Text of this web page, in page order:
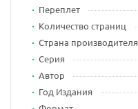
Переплет
Количество страниц
Страна производителя
Серия
Автор
Год Издания